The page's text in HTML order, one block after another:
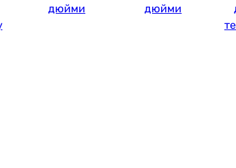
дюйми
дюйми